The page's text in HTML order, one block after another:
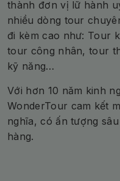
thành đơn vị lữ hành
nhiều dòng tour
đi kèm cao như: Tour
tour công nhân, tour
kỹ năng…
Với hơn 10 năm kinh
WonderTour cam kết
nghĩa, có ấn tượng
hàng.